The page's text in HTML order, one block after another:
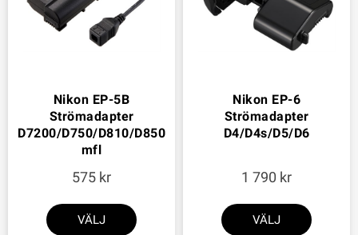
Nikon EP-5B
Strömadapter
D7200/D750/D810/D850
mfl
575
VÄLJ
Nikon EP-6
Strömadapter
D4/D4s/D5/D6
1 790
VÄLJ